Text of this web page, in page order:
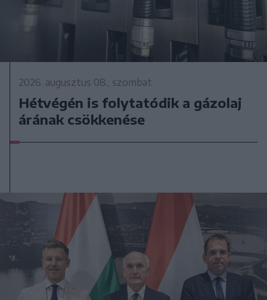
2026. augusztus 08., szombat
Hétvégén is folytatódik a gázolaj
árának csökkenése